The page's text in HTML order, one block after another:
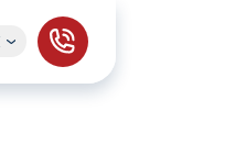
ติดต่อเรา